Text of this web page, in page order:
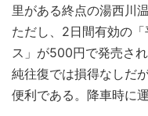
里がある終点の湯西川
ただし、2日間有効の
ス」が500円で発売さ
純往復では損得なしだ
便利である。降車時に